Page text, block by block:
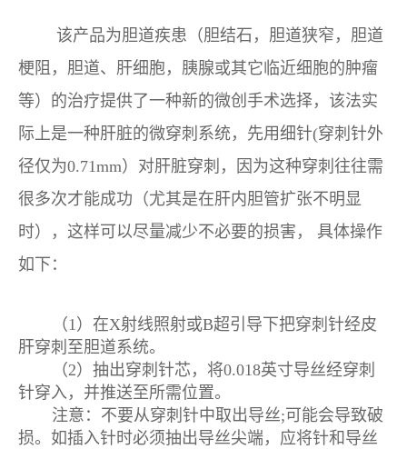
该产品为胆道疾患（胆结石，胆道狭窄，胆道
梗阻，胆道、肝细胞，胰腺或其它临近细胞的肿瘤
等）的治疗提供了一种新的微创手术选择，该法实
际上是一种肝脏的微穿刺系统，先用细针(穿刺针外
径仅为0.71mm）对肝脏穿刺，因为这种穿刺往往需
很多次才能成功（尤其是在肝内胆管扩张不明显
时），这样可以尽量减少不必要的损害， 具体操作
如下：
（1）在X射线照射或B超引导下把穿刺针经皮
肝穿刺至胆道系统。
（2）抽出穿刺针芯，将0.018英寸导丝经穿刺
针穿入，并推送至所需位置。
注意：不要从穿刺针中取出导丝;可能会导致破
损。如插入针时必须抽出导丝尖端，应将针和导丝